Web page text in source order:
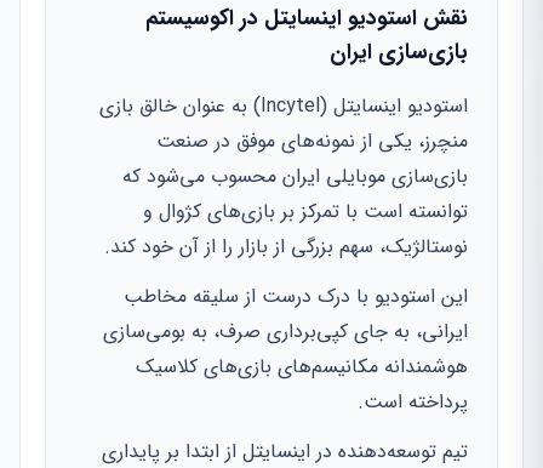
نقش استودیو اینسایتل در اکوسیستم
بازی‌سازی ایران
استودیو اینسایتل (Incytel) به عنوان خالق بازی
منچرز، یکی از نمونه‌های موفق در صنعت
بازی‌سازی موبایلی ایران محسوب می‌شود که
توانسته است با تمرکز بر بازی‌های کژوال و
نوستالژیک، سهم بزرگی از بازار را از آن خود کند.
این استودیو با درک درست از سلیقه مخاطب
ایرانی، به جای کپی‌برداری صرف، به بومی‌سازی
هوشمندانه مکانیسم‌های بازی‌های کلاسیک
پرداخته است.
تیم توسعه‌دهنده در اینسایتل از ابتدا بر پایداری